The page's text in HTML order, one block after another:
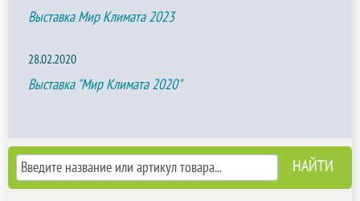
Выставка Мир Климата 2023
28.02.2020
Выставка "Мир Климата 2020"